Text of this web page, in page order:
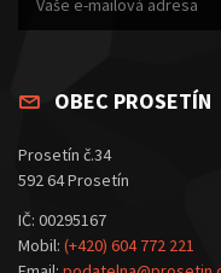
OBEC PROSETÍN
Prosetín č.34
592 64 Prosetín
IČ: 00295167
Mobil: (+420) 604 772 221